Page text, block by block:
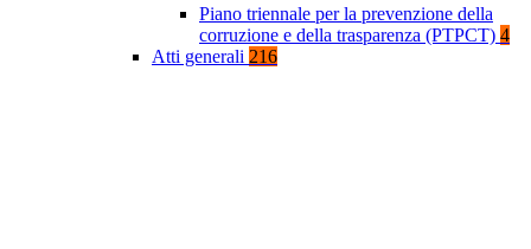
Piano triennale per la prevenzione della
corruzione e della trasparenza (PTPCT) 4
Atti generali 216